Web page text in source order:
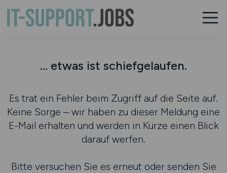
... etwas ist schiefgelaufen.
Es trat ein Fehler beim Zugriff auf die Seite auf.
Keine Sorge – wir haben zu dieser Meldung eine
E-Mail erhalten und werden in Kürze einen Blick
darauf werfen.
Bitte versuchen Sie es erneut oder senden Sie